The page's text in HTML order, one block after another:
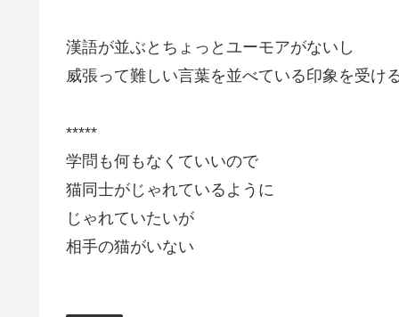
漢語が並ぶとちょっとユーモアがないし
威張って難しい言葉を並べている印象を受け
*****
学問も何もなくていいので
猫同士がじゃれているように
じゃれていたいが
相手の猫がいない